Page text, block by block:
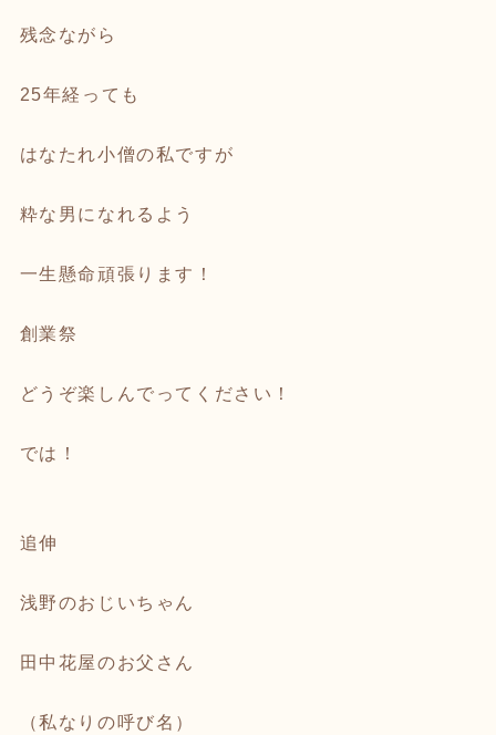
残念ながら
25年経っても
はなたれ小僧の私ですが
粋な男になれるよう
一生懸命頑張ります！
創業祭
どうぞ楽しんでってください！
では！
追伸
浅野のおじいちゃん
田中花屋のお父さん
（私なりの呼び名）